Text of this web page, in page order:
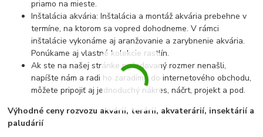
priamo na mieste.
Inštalácia akvária: Inštalácia a montáž akvária prebehne v
termíne, na ktorom sa vopred dohodneme. V rámci
inštalácie vykonáme aj aranžovanie a zarybnenie akvária.
Ponúkame aj vlastné kolekcie rastlín.
Ak ste na našej stránke požadovaný rozmer nenašli,
napíšte nám a radi ho zaradíme do internetového obchodu,
môžete pripojiť aj jednoduchý nákres, náčrt, projekt a pod.
Výhodné ceny rozvozu akvárií, terárií, akvaterárií, insektárií a
paludárií